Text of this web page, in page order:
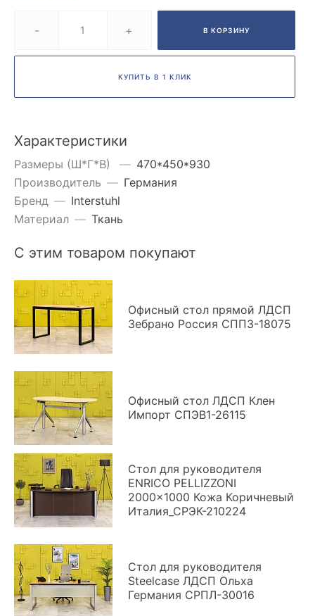
- + В КОРЗИНУ
КУПИТЬ В 1 КЛИК
Характеристики
Размеры (Ш*Г*В) — 470*450*930
Производитель — Германия
Бренд — Interstuhl
Материал — Ткань
С этим товаром покупают
Офисный стол прямой ЛДСП
Зебрано Россия СППЗ-18075
Офисный стол ЛДСП Клен
Импорт СПЭВ1-26115
Стол для руководителя
ENRICO PELLIZZONI
2000x1000 Кожа Коричневый
Италия_СРЭК-210224
Стол для руководителя
Steelcase ЛДСП Ольха
Германия СРПЛ-30016